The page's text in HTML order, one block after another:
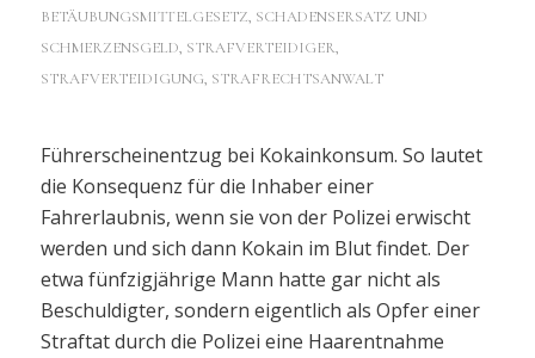
BETÄUBUNGSMITTELGESETZ, SCHADENSERSATZ UND
SCHMERZENSGELD, STRAFVERTEIDIGER,
STRAFVERTEIDIGUNG, STRAFRECHTSANWALT
Führerscheinentzug bei Kokainkonsum. So lautet
die Konsequenz für die Inhaber einer
Fahrerlaubnis, wenn sie von der Polizei erwischt
werden und sich dann Kokain im Blut findet. Der
etwa fünfzigjährige Mann hatte gar nicht als
Beschuldigter, sondern eigentlich als Opfer einer
Straftat durch die Polizei eine Haarentnahme